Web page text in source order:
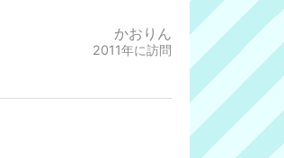
かおりん
2011年に訪問